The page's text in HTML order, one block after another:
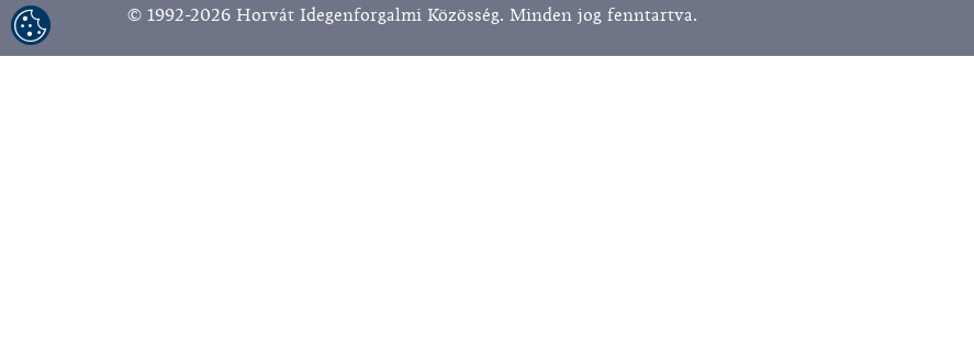
© 1992-2026 Horvát Idegenforgalmi Közösség. Minden jog fenntartva.